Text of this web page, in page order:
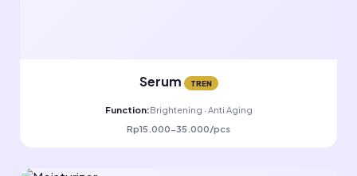
Serum TREN
Function:Brightening · Anti Aging
Rp15.000-35.000/pcs